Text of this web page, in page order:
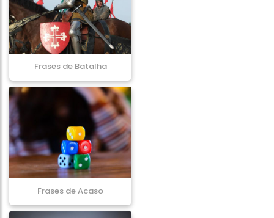
Frases de Batalha
Frases de Acaso